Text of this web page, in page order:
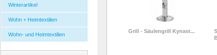
Winterartikel
Wohn + Heimtextilien
Wohn- und Heimtextilien
Grill - Säulengrill Kynast...